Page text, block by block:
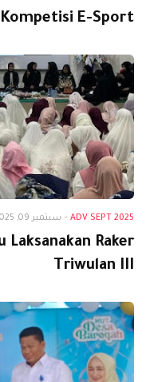
Kompetisi E-Sport
ADV SEPT 2025
- سبتمبر 09, 2025
Laksanakan Raker
Triwulan III